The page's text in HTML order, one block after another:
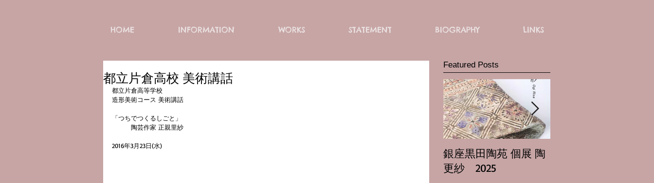
HOME INFORMATION WORKS STATEMENT BIOGRAPHY LINKS
都立片倉高校 美術講話
都立片倉高等学校
造形美術コース 美術講話
「つちでつくるしごと」
陶芸作家 正親里紗
2016年3月23日(水)
Featured Posts
銀座黒田陶苑 個展 陶
更紗 2025